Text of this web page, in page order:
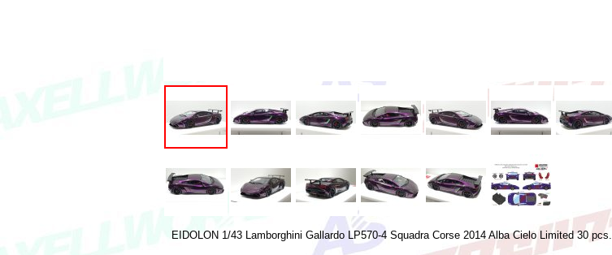
EIDOLON 1/43 Lamborghini Gallardo LP570-4 Squadra Corse 2014 Alba Cielo Limited 30 pcs.